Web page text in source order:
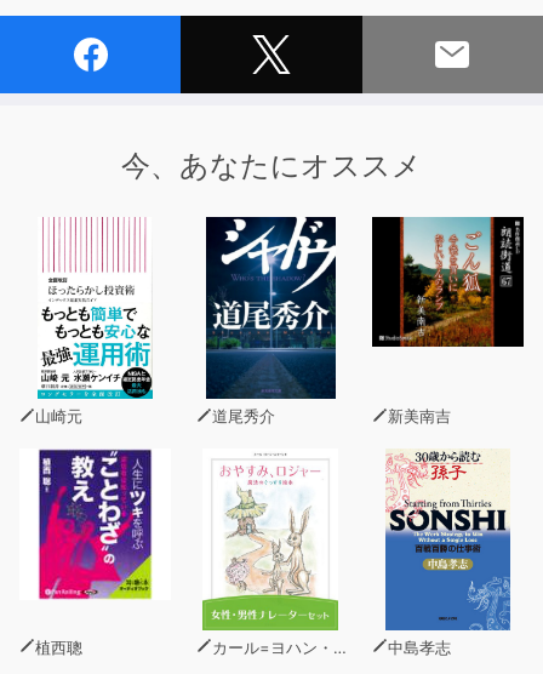
説く。
凡人でも最強営業マンになれるといえる理由は、まさにこ
他の人には秘密にしておきたい。だれもがそう思わずには
いられない本書を読めば、あなたにも最強のセールスパー
ソンとなれる道が開けてくる。
今、あなたにオススメ
山崎元 道尾秀介 新美南吉
植西聰 カール=ヨハン・エリーン 中島孝志